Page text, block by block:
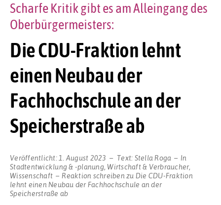
Die CDU-Fraktion lehnt
einen Neubau der
Fachhochschule an der
Speicherstraße ab
Scharfe Kritik gibt es am Alleingang des
Oberbürgermeisters:
Veröffentlicht: 1. August 2023 Text: Stella Roga
In
Stadtentwicklung & -planung,Wirtschaft & Verbraucher,
Wissenschaft
Reaktion schreiben zu Die CDU-Fraktion
lehnt einen Neubau der Fachhochschule an der
Speicherstraße ab